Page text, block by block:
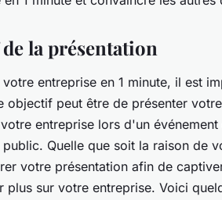
la présentation
entreprise en 1 minute, il est
objectif peut être de présenter
entreprise lors d'un
Quelle que soit la raison de
votre présentation afin de
plus sur votre entreprise. Voici